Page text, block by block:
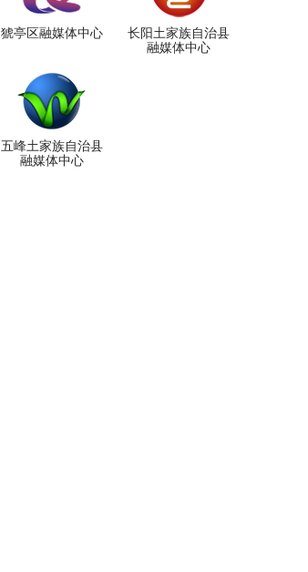
猇亭区融媒体中心
长阳土家族自治县
融媒体中心
五峰土家族自治县
融媒体中心